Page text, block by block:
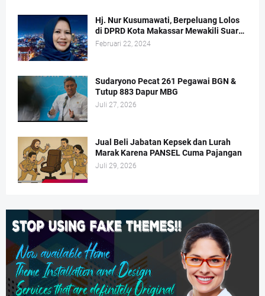
Hj. Nur Kusumawati, Berpeluang Lolos
di DPRD Kota Makassar Mewakili Suara
Perempuan Dapil 2
Februari 22, 2024
Sudaryono Pecat 261 Pegawai BGN &
Tutup 883 Dapur MBG
Juli 27, 2026
Jual Beli Jabatan Kepsek dan Lurah
Marak Karena PANSEL Cuma Pajangan
Juli 29, 2026